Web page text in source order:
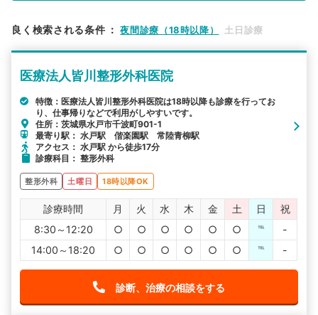
検索する
詳細条件で絞り込む
その他の検索方法
駅から探す
良く検索される条件 ： 夜間診療（18時以降） 土日診療
医療法人皆川整形外科医院
特徴：医療法人皆川整形外科医院は18時以降も診療を行ってお
り、仕事帰りなどで利用がしやすいです。
住所：茨城県水戸市千波町901-1
最寄り駅： 水戸駅 偕楽園駅 常陸青柳駅
アクセス： 水戸駅 から徒歩17分
診療科目： 整形外科
整形外科 土曜日 18時以降OK
診療時間 月 火 水 木 金 土 日
祝
8:30～12:20
○ ○ ○ ○ ○ ○ ℡
-
14:00～18:20
○ ○ ○ ○ ○ ○ ℡ -
診断、治療の相談をする